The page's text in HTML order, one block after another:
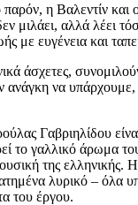
η Βαλεντίν και
μιλάει, αλλά λέει
με ευγένεια και
άσχετες,
ανάγκη να
Γαβριηλίδου
το γαλλικό άρωμα
της ελληνικής.
λυρικό – όλα
του έργου.